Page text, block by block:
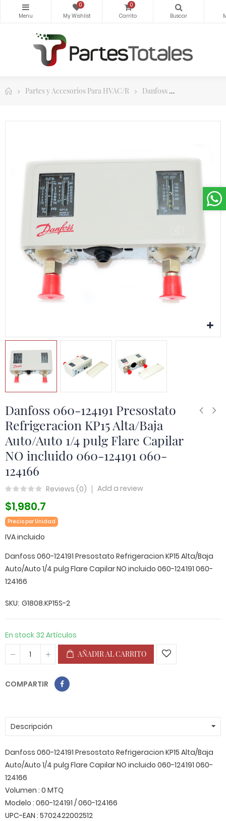
0 0
Partes y Accesorios Para HVAC/R Danfoss
Danfoss 060-124191 Presostato
Refrigeracion KP15 Alta/Baja
Auto/Auto 1/4 pulg Flare Capilar
NO incluido 060-124191 060-
124166
Reviews (0) Add a review
$1,980.7
Precio por Unidad
IVA incluido
Danfoss 060-124191 Presostato Refrigeracion KP15 Alta/Baja
Auto/Auto 1/4 pulg Flare Capilar NO incluido 060-124191 060-
124166
SKU G1808.KP15S-2
En stock 32 Artículos
AÑADIR AL CARRITO
COMPARTIR
Descripción
Danfoss 060-124191 Presostato Refrigeracion KP15 Alta/Baja
Auto/Auto 1/4 pulg Flare Capilar NO incluido 060-124191 060-
124166
Volumen : 0 MTQ
Modelo : 060-124191 / 060-124166
UPC-EAN : 5702422002512